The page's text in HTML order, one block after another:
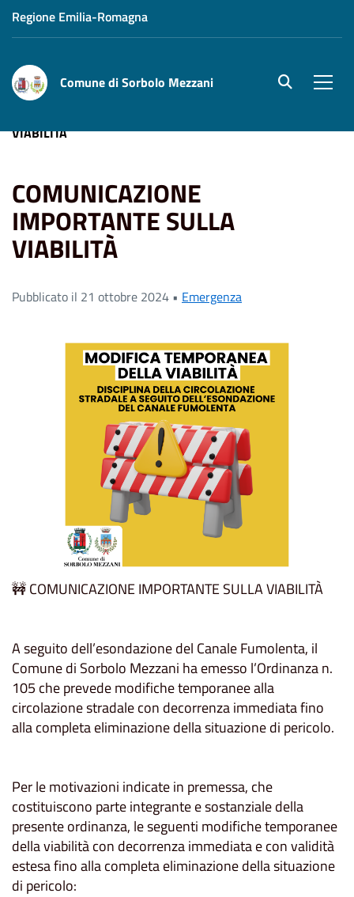
Regione Emilia-Romagna
Comune di Sorbolo Mezzani site.searc
VIABILITÀ
COMUNICAZIONE
IMPORTANTE SULLA
VIABILITÀ
Pubblicato il 21 ottobre 2024 • Emergenza
🚧 COMUNICAZIONE IMPORTANTE SULLA VIABILITÀ
A seguito dell’esondazione del Canale Fumolenta, il
Comune di Sorbolo Mezzani ha emesso l’Ordinanza n.
105 che prevede modifiche temporanee alla
circolazione stradale con decorrenza immediata fino
alla completa eliminazione della situazione di pericolo.
Per le motivazioni indicate in premessa, che
costituiscono parte integrante e sostanziale della
presente ordinanza, le seguenti modifiche temporanee
della viabilità con decorrenza immediata e con validità
estesa fino alla completa eliminazione della situazione
di pericolo: